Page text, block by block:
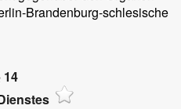
Brandenburg-schlesische
14